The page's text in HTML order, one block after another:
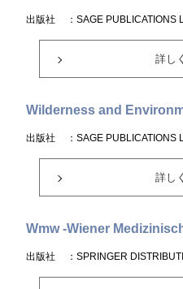
出版社 ：SAGE PUBLICATIONS
詳し
Wilderness and
出版社 ：SAGE PUBLICATIONS
詳し
Wmw -Wiener
出版社 ：SPRINGER